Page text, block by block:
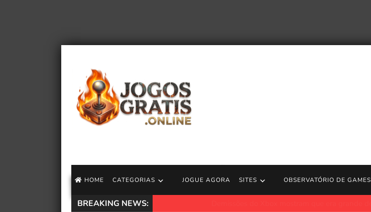
HOME CATEGORIAS JOGUE AGORA SITES OBSERVATÓRIO DE GAMES
BREAKING NEWS: